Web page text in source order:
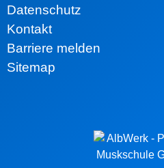
Datenschutz
Kontakt
Barriere melden
Sitemap